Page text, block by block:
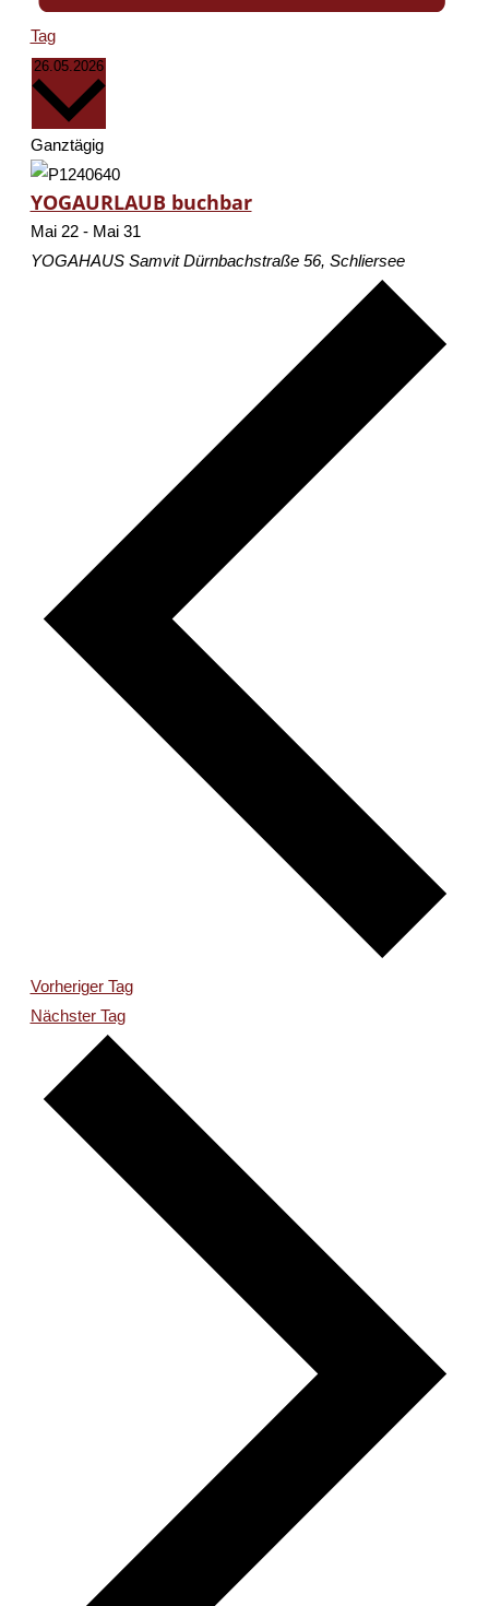
Tag
26.05.2026Datum
Ganztägig
YOGAURLAUB buchbar
Mai 22- Mai 31
YOGAHAUS SamvitDürnbachstraße 56, Schliersee
Vorheriger Tag
Nächster Tag